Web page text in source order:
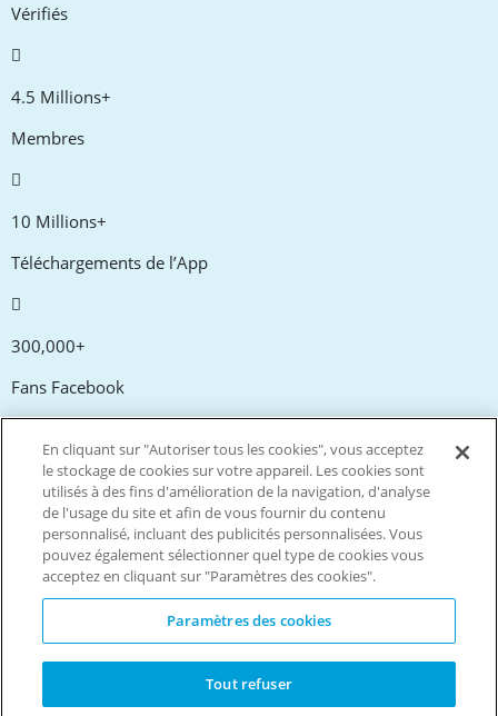
Vérifiés
4.5 Millions+
Membres
10 Millions+
Téléchargements de l’App
300,000+
Fans Facebook
20,000+
Codes promos
Vivez plus. Dépensez moins.
© Copyright Invitation Digital Ltd. Tous droits réservés.
En cliquant sur "Autoriser tous les cookies", vous acceptez
le stockage de cookies sur votre appareil. Les cookies sont
utilisés à des fins d'amélioration de la navigation, d'analyse
de l'usage du site et afin de vous fournir du contenu
personnalisé, incluant des publicités personnalisées. Vous
pouvez également sélectionner quel type de cookies vous
acceptez en cliquant sur "Paramètres des cookies".
Paramètres des cookies
Tout refuser